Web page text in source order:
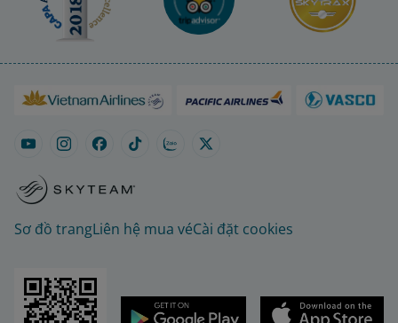
Sơ đồ trangLiên hệ mua véCài đặt cookies